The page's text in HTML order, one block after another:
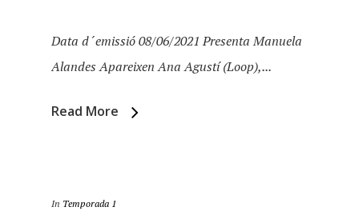
Data d´emissió 08/06/2021 Presenta Manuela
Alandes Apareixen Ana Agustí (Loop),...
Read More
In Temporada 1